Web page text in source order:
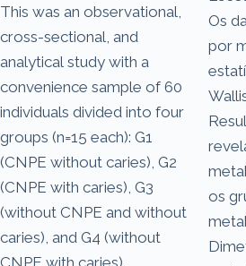
This was an observational,
cross-sectional, and
analytical study with a
convenience sample of 60
individuals divided into four
groups (n=15 each): G1
(CNPE without caries), G2
(CNPE with caries), G3
(without CNPE and without
caries), and G4 (without
CNPE with caries).
Os
por
os